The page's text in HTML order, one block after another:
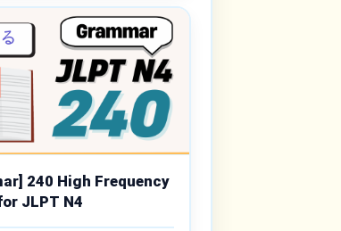
240 High Frequency
JLPT N4